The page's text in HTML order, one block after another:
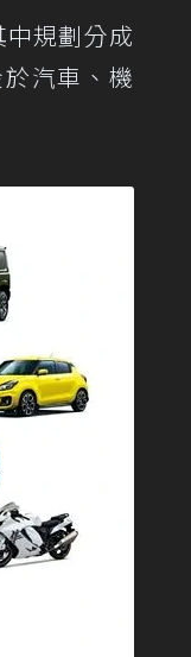
規劃分成
汽車、機